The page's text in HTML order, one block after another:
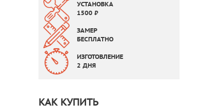
УСТАНОВКА
1500 ₽
ЗАМЕР
БЕСПЛАТНО
ИЗГОТОВЛЕНИЕ
2 ДНЯ
КАК КУПИТЬ